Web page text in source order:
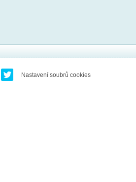
Nastavení soubrů cookies